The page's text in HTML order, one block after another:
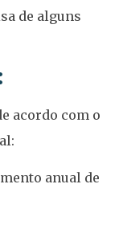
de alguns
acordo com o
anual de